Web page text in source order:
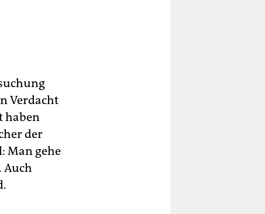
Verdacht
haben
der
Man gehe
Auch